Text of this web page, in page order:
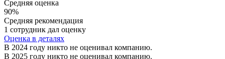
Средняя оценка
90%
Средняя рекомендация
1 сотрудник дал оценку
Оценка в деталях
В 2024 году никто не оценивал компанию.
В 2025 году никто не оценивал компанию.